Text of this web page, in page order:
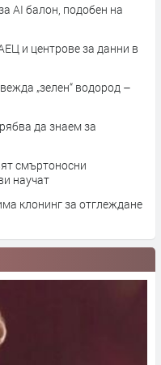
AI балон, подобен на
и центрове за данни в
„зeлeн“ водород –
да знаем за
смъртоносни
научат
клонинг за отглеждане